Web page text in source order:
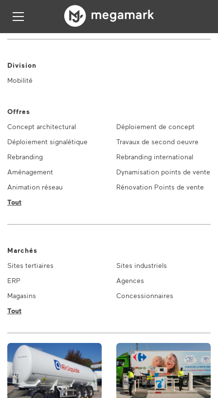
Division
Mobilité
Offres
Concept architectural
Déploiement de concept
Déploiement signalétique
Travaux de second oeuvre
Rebranding
Rebranding international
Aménagement
Dynamisation points de vente
Animation réseau
Rénovation Points de vente
Tout
Marchés
Sites tertiaires
Sites industriels
ERP
Agences
Magasins
Concessionnaires
Tout